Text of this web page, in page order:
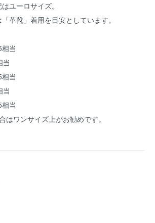
ユーロサイズ。
革靴」着用を目安としています。
当
当
当
当
当
はワンサイズ上がお勧めです。